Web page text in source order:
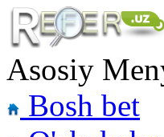
Asosiy
Bosh bet